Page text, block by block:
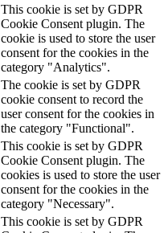
This cookie is set by GDPR
Cookie Consent plugin. The
cookie is used to store the user
consent for the cookies in the
category "Analytics".
The cookie is set by GDPR
cookie consent to record the
user consent for the cookies in
the category "Functional".
This cookie is set by GDPR
Cookie Consent plugin. The
cookies is used to store the user
consent for the cookies in the
category "Necessary".
This cookie is set by GDPR